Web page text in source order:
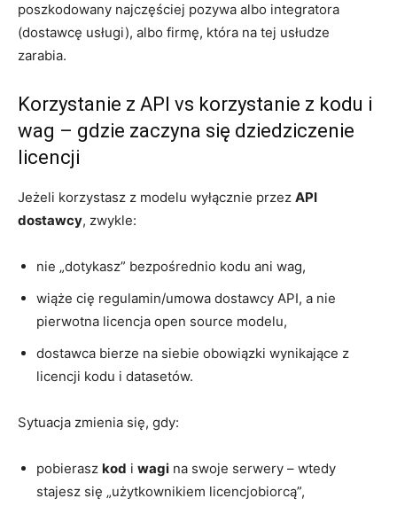
poszkodowany najczęściej pozywa albo integratora
(dostawcę usługi), albo firmę, która na tej usłudze
zarabia.
Korzystanie z API vs korzystanie z kodu i
wag – gdzie zaczyna się dziedziczenie
licencji
Jeżeli korzystasz z modelu wyłącznie przez API
dostawcy, zwykle:
nie „dotykasz” bezpośrednio kodu ani wag,
wiąże cię regulamin/umowa dostawcy API, a nie
pierwotna licencja open source modelu,
dostawca bierze na siebie obowiązki wynikające z
licencji kodu i datasetów.
Sytuacja zmienia się, gdy:
pobierasz kod i wagi na swoje serwery – wtedy
stajesz się „użytkownikiem licencjobiorcą”,